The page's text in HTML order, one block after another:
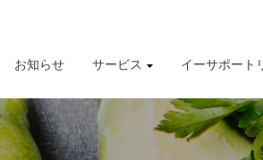
お知らせ サービス イーサポート